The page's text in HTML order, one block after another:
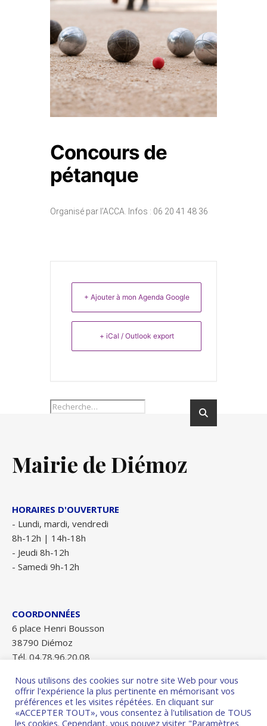
Concours de
pétanque
Organisé par l’ACCA. Infos : 06 20 41 48 36
+ Ajouter à mon Agenda Google
+ iCal / Outlook export
Mairie de Diémoz
HORAIRES D'OUVERTURE
- Lundi, mardi, vendredi
8h-12h | 14h-18h
- Jeudi 8h-12h
- Samedi 9h-12h
COORDONNÉES
6 place Henri Bousson
38790 Diémoz
Tél. 04.78.96.20.08
mairie-diemoz@wanadoo.fr
Nous utilisons des cookies sur notre site Web pour vous
offrir l'expérience la plus pertinente en mémorisant vos
préférences et les visites répétées. En cliquant sur
«ACCEPTER TOUT», vous consentez à l'utilisation de TOUS
les cookies. Cependant, vous pouvez visiter "Paramètres